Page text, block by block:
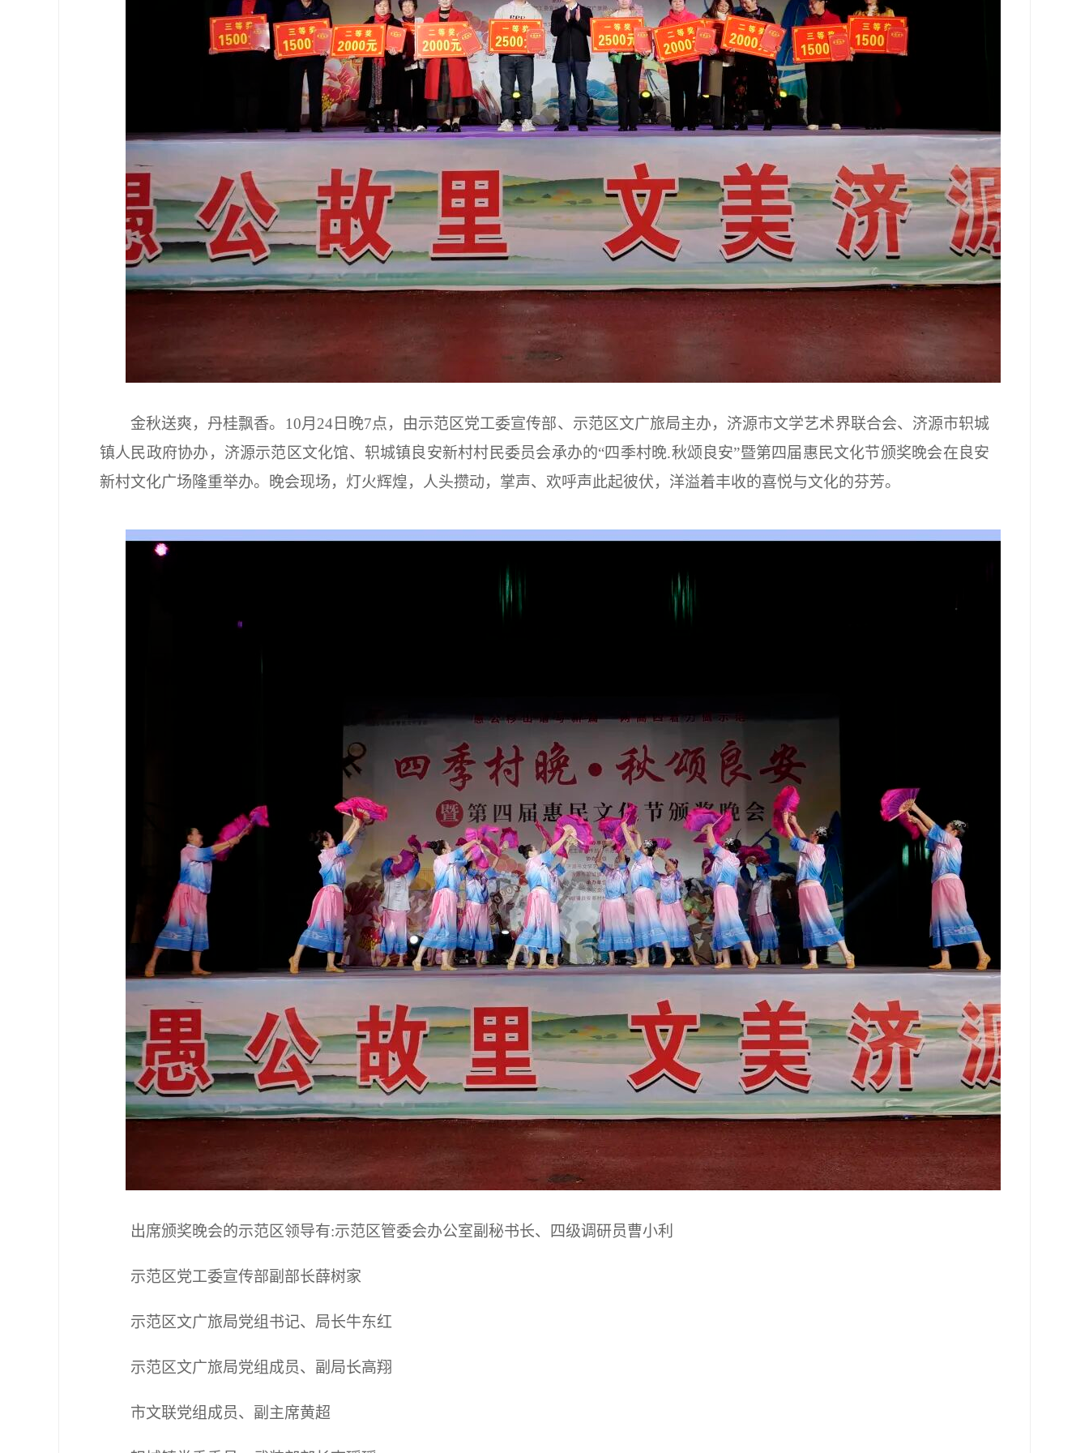
金秋送爽，丹桂飘香。10月24日晚7点，由示范区党工委宣传部、示范区文广旅局主办，济源市文学艺术界联合会、济源市轵城
镇人民政府协办，济源示范区文化馆、轵城镇良安新村村民委员会承办的“四季村晚.秋颂良安”暨第四届惠民文化节颁奖晚会在良安
新村文化广场隆重举办。晚会现场，灯火辉煌，人头攒动，掌声、欢呼声此起彼伏，洋溢着丰收的喜悦与文化的芬芳。
出席颁奖晚会的示范区领导有:示范区管委会办公室副秘书长、四级调研员曹小利
示范区党工委宣传部副部长薛树家
示范区文广旅局党组书记、局长牛东红
示范区文广旅局党组成员、副局长高翔
市文联党组成员、副主席黄超